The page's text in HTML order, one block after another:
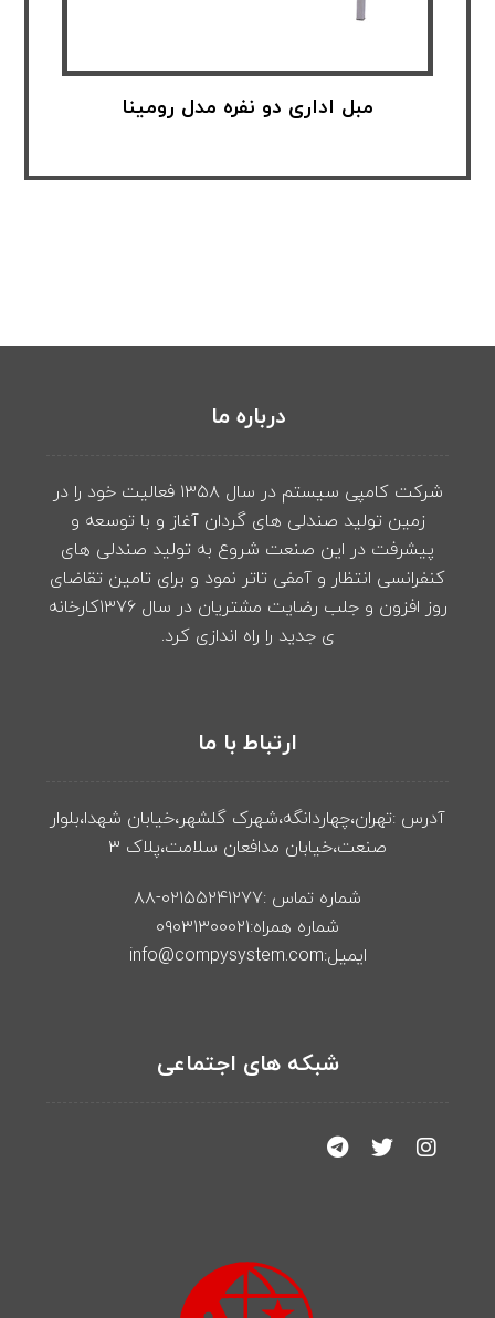
مبل اداری دو نفره مدل رومینا
درباره ما
شرکت کامپی سیستم در سال ۱۳۵۸ فعالیت خود را در
زمین تولید صندلی های گردان آغاز و با توسعه و
پیشرفت در این صنعت شروع به تولید صندلی های
کنفرانسی انتظار و آمفی تاتر نمود و برای تامین تقاضای
روز افزون و جلب رضایت مشتریان در سال ۱۳۷۶کارخانه
ی جدید را راه اندازی کرد.
ارتباط با ما
آدرس :تهران،چهاردانگه،شهرک گلشهر،خیابان شهدا،بلوار
صنعت،خیابان مدافعان سلامت،پلاک ۳
شماره تماس :۰۲۱۵۵۲۴۱۲۷۷-۸۸
شماره همراه:۰۹۰۳۱۳۰۰۰۲۱
ایمیل:info@compysystem.com
شبکه های اجتماعی